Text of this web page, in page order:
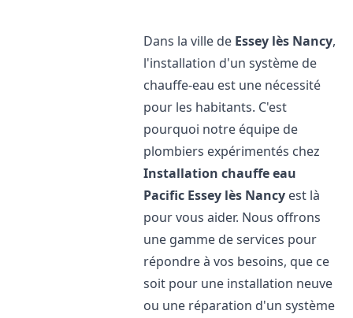
Dans la ville de Essey lès Nancy,
l'installation d'un système de
chauffe-eau est une nécessité
pour les habitants. C'est
pourquoi notre équipe de
plombiers expérimentés chez
Installation chauffe eau
Pacific Essey lès Nancy est là
pour vous aider. Nous offrons
une gamme de services pour
répondre à vos besoins, que ce
soit pour une installation neuve
ou une réparation d'un système